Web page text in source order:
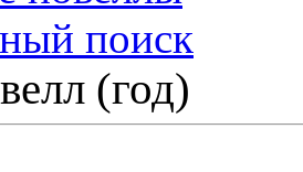
поиск
(год)